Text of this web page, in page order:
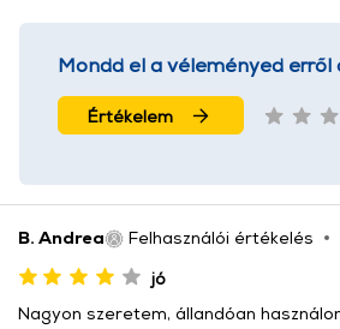
Mondd el a véleményed erről
Értékelem
B. Andrea Felhasználói értékelés
jó
Nagyon szeretem, állandóan